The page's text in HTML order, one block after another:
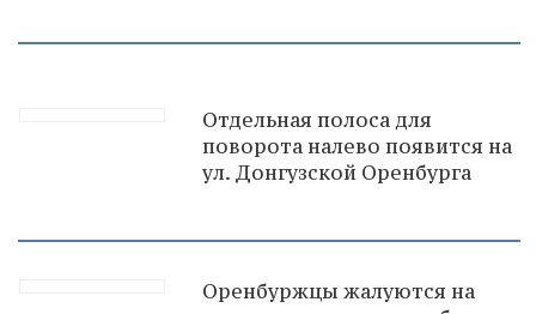
Отдельная полоса для
поворота налево появится на
ул. Донгузской Оренбурга
Оренбуржцы жалуются на